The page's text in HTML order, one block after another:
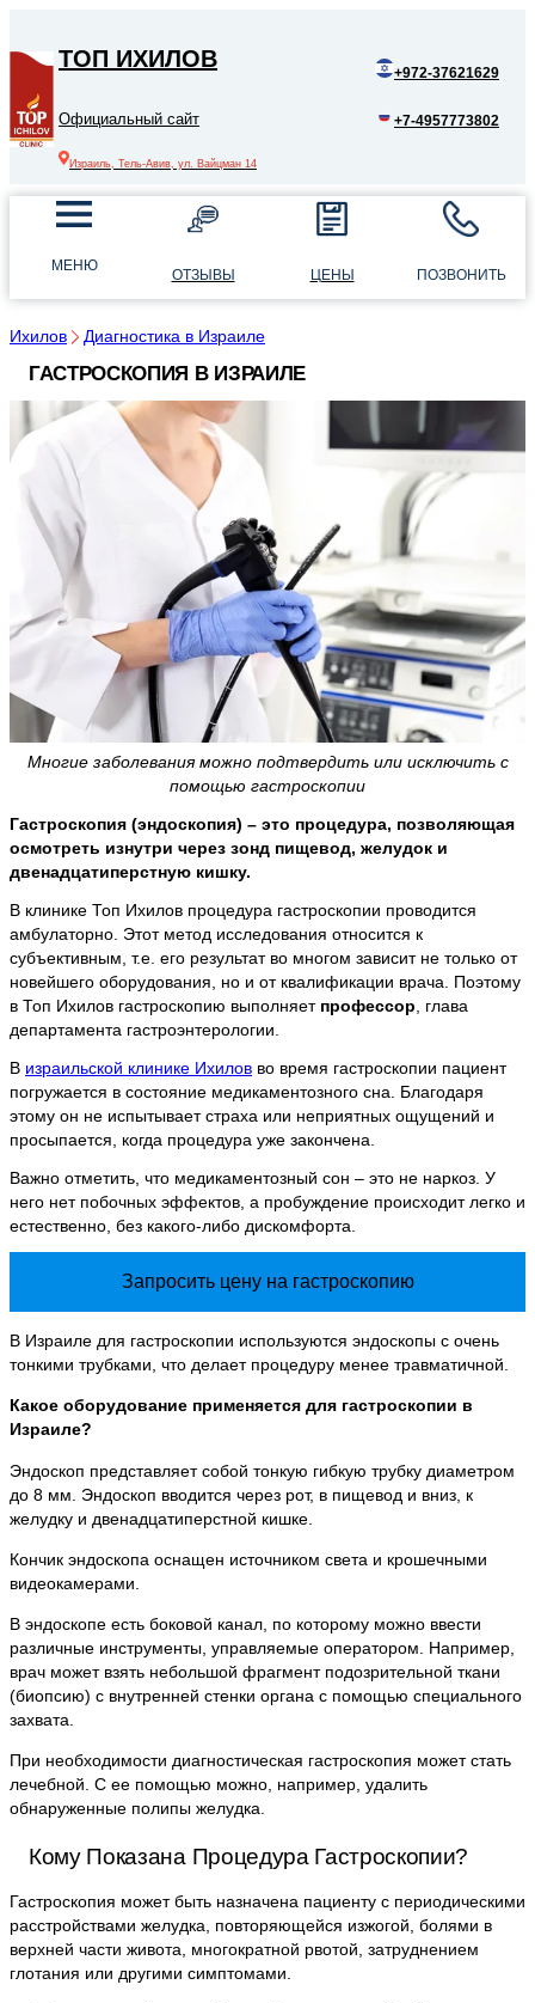
ТОП ИХИЛОВ
Официальный сайт
Израиль, Тель-Авив, ул. Вайцман 14
+972-37621629
+7-4957773802
МЕНЮ
ОТЗЫВЫ ЦЕНЫ ПОЗВОНИТЬ
Ихилов Диагностика в Израиле
ГАСТРОСКОПИЯ В ИЗРАИЛЕ
Многие заболевания можно подтвердить или исключить с
помощью гастроскопии
Гастроскопия (эндоскопия) – это процедура, позволяющая
осмотреть изнутри через зонд пищевод, желудок и
двенадцатиперстную кишку.
В клинике Топ Ихилов процедура гастроскопии проводится
амбулаторно. Этот метод исследования относится к
субъективным, т.е. его результат во многом зависит не только от
новейшего оборудования, но и от квалификации врача. Поэтому
в Топ Ихилов гастроскопию выполняет профессор , глава
департамента гастроэнтерологии.
В израильской клинике Ихилов во время гастроскопии пациент
погружается в состояние медикаментозного сна. Благодаря
этому он не испытывает страха или неприятных ощущений и
просыпается, когда процедура уже закончена.
Важно отметить, что медикаментозный сон – это не наркоз. У
него нет побочных эффектов, а пробуждение происходит легко и
естественно, без какого-либо дискомфорта.
Запросить цену на гастроскопию
В Израиле для гастроскопии используются эндоскопы с очень
тонкими трубками, что делает процедуру менее травматичной.
Какое оборудование применяется для гастроскопии в
Израиле?
Эндоскоп представляет собой тонкую гибкую трубку диаметром
до 8 мм. Эндоскоп вводится через рот, в пищевод и вниз, к
желудку и двенадцатиперстной кишке.
Кончик эндоскопа оснащен источником света и крошечными
видеокамерами.
В эндоскопе есть боковой канал, по которому можно ввести
различные инструменты, управляемые оператором. Например,
врач может взять небольшой фрагмент подозрительной ткани
(биопсию) с внутренней стенки органа с помощью специального
захвата.
При необходимости диагностическая гастроскопия может стать
лечебной. С ее помощью можно, например, удалить
обнаруженные полипы желудка.
Кому Показана Процедура Гастроскопии?
Гастроскопия может быть назначена пациенту с периодическими
расстройствами желудка, повторяющейся изжогой, болями в
верхней части живота, многократной рвотой, затруднением
глотания или другими симптомами.